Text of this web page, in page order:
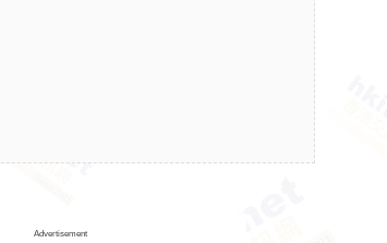
Advertisement